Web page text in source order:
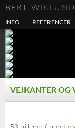
BERT WIKLUND
INFO REFERENCER
VEJKANTER OG